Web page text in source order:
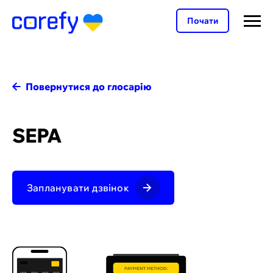
Почати
Повернутися до глосарію
SEPA
Запланувати дзвінок